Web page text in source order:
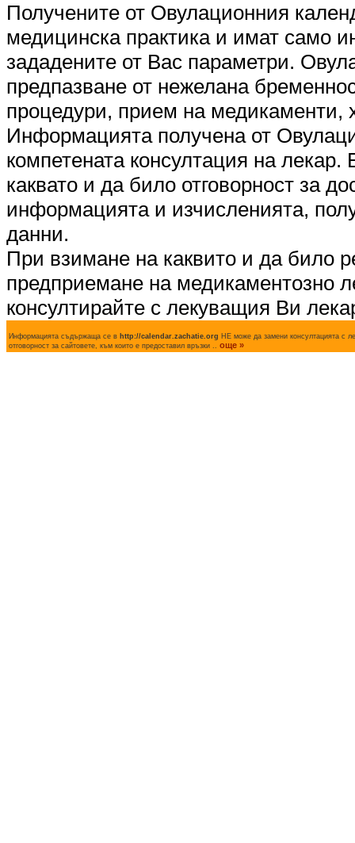
Получените от Овулационния
медицинска практика и имат само
зададените от Вас параметри.
предпазване от нежелана
процедури, прием на медикаменти,
Информацията получена от
компетената консултация на
каквато и да било отговорност за
информацията и изчисленията,
данни.
При взимане на каквито и да било
предприемане на медикаментозно
консултирайте с лекуващия Ви
Информацията съдържаща се в http://calendar.zachatie.org НЕ може да замени консултацията с
отговорност за сайтовете, към които е предоставил връзки .. още »